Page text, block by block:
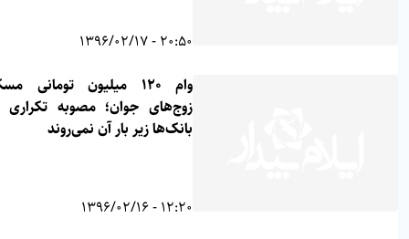
20:50 - 1396/02/17
وام ۱۲۰ میلیون تومانی مسکن
زوج‌های جوان؛ مصوبه‌ تکراری که
بانک‌ها زیر بار آن نمی‌روند
12:20 - 1396/02/16